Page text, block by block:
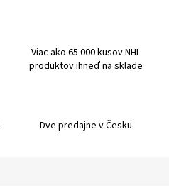
Viac ako 65 000 kusov NHL
produktov ihneď na sklade
Dve predajne v Česku